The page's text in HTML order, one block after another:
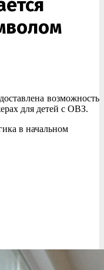
возможность
для детей с ОВЗ.
в начальном